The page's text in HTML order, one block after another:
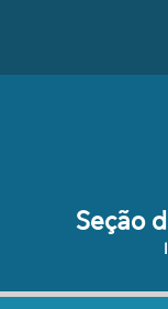
Seção